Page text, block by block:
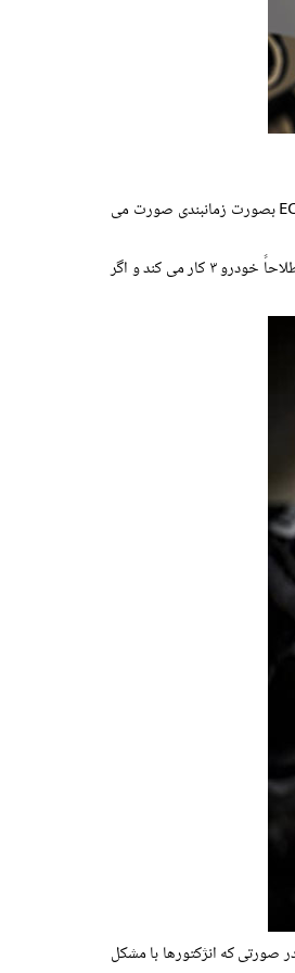
سوزن انژکتور وظیفه دارد تا سوخت را به صورت کاملاً پودری در داخل محفظه احتراق پاشش کند. پاشش بر روی سوپاپ هوا در زمان مکش انجام می شود که میزان پاشش توسط ECU بصورت زمانبندی صورت می
در صورت کارکرد نامناسب این قطعه کوچک، مثلاً: اگر تماماً گیر کنند یا کم بپاشند قدرت خودرو افت کرده و یا روشن نمی شود، ولی اگر قطعه معیوب باشد چراغ چک روشن میشود و اصطلاحاً خودرو ۳ کار می کند و اگر
صورتی که انژکتورها با مشکل